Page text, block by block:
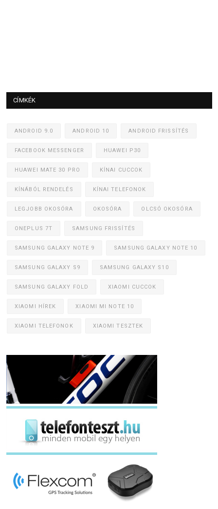
CÍMKÉK
ANDROID 9.0 ANDROID 10 ANDROID FRISSÍTÉS
FACEBOOK MESSENGER HUAWEI P30
HUAWEI MATE 30 PRO KÍNAI CUCCOK
KÍNÁBÓL RENDELÉS KÍNAI TELEFONOK
LEGJOBB OKOSÓRA OKOSÓRA OLCSÓ OKOSÓRA
ONEPLUS 7T SAMSUNG FRISSÍTÉS
SAMSUNG GALAXY NOTE 9 SAMSUNG GALAXY NOTE 10
SAMSUNG GALAXY S9 SAMSUNG GALAXY S10
SAMSUNG GALAXY FOLD XIAOMI CUCCOK
XIAOMI HÍREK XIAOMI MI NOTE 10
XIAOMI TELEFONOK XIAOMI TESZTEK